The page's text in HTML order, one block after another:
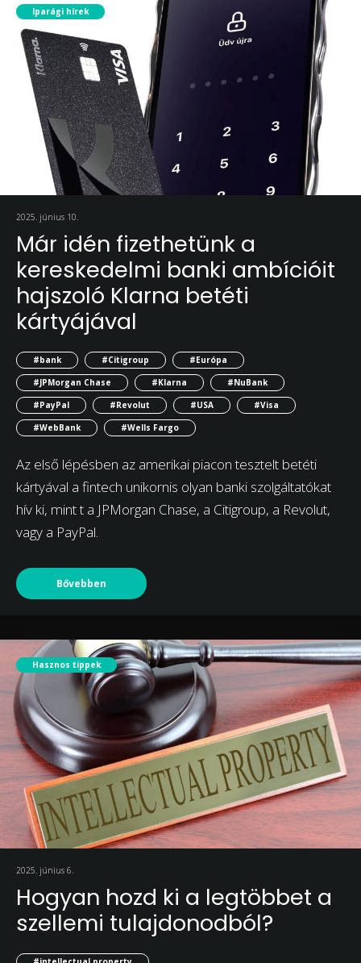
Iparági hírek
2025. június 10.
Már idén fizethetünk a
kereskedelmi banki ambícióit
hajszoló Klarna betéti
kártyájával
#bank #Citigroup
#Európa
#JPMorgan Chase
#Klarna
#NuBank
#PayPal
#Revolut #USA
#Visa
#WebBank
#Wells Fargo
Az első lépésben az amerikai piacon tesztelt betéti
kártyával a fintech unikornis olyan banki szolgáltatókat
hív ki, mint t a JPMorgan Chase, a Citigroup, a Revolut,
vagy a PayPal.
Bővebben
Hasznos tippek
2025. június 6.
Hogyan hozd ki a legtöbbet a
szellemi tulajdonodból?